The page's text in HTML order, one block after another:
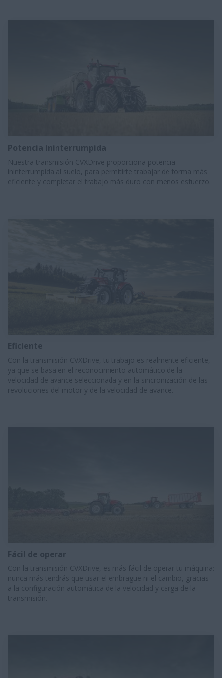
Potencia ininterrumpida
Nuestra transmisión CVXDrive proporciona potencia
ininterrumpida al suelo, para permitirte trabajar de forma más
eficiente y completar el trabajo más duro con menos esfuerzo.
Eficiente
Con la transmisión CVXDrive, tu trabajo es realmente eficiente,
ya que se basa en el reconocimiento automático de la
velocidad de avance seleccionada y en la sincronización de las
revoluciones del motor y de la velocidad de avance.
Fácil de operar
​Con la transmisión CVXDrive, es más fácil de operar tu máquina:
nunca más tendrás que usar el embrague ni el cambio, gracias
a la configuración automática de la velocidad y carga de la
transmisión.